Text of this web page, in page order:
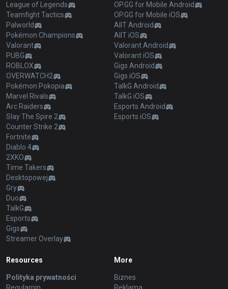
League of Legends
Teamfight Tactics
Palworld
Pokémon Champions
Valorant
PUBG
ROBLOX
OVERWATCH2
Pokémon Pokopia
Marvel Rivals
Arc Raiders
Slay The Spire 2
Counter Strike 2
Fortnite
Diablo 4
2XKO
Time Takers
Desktopowej
Gry
Duo
TalkG
Esports
Gigs
Streamer Overlay
OP.GG for Mobile Android
OP.GG for Mobile iOS
AllT Android
AllT iOS
Valorant Android
Valorant iOS
Gigs Android
Gigs iOS
TalkG Android
TalkG iOS
Esports Android
Esports iOS
Resources
Polityka prywatności
More
Biznes